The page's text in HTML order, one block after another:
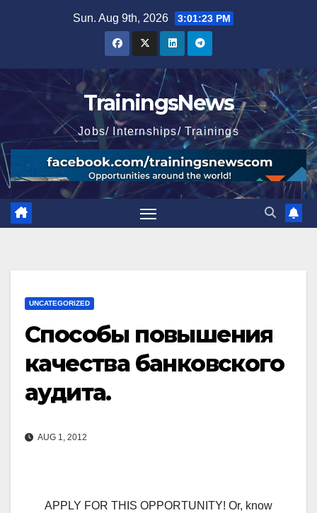
Sun. Aug 9th, 2026 3:01:24 PM
TrainingsNews
Jobs/ Internships/ Trainings
UNCATEGORIZED
Способы повышения
качества банковского
аудита.
AUG 1, 2012
APPLY FOR THIS OPPORTUNITY! Or, know